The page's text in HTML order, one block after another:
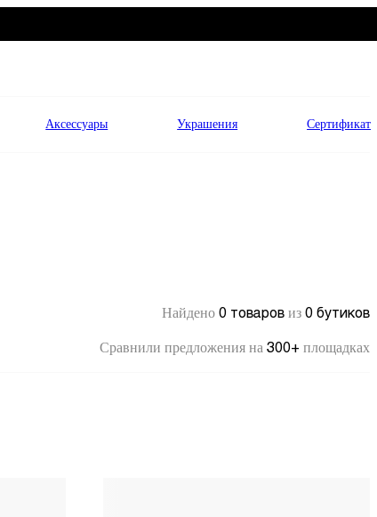
Аксессуары Украшения Сертификат
Найдено 0 товаров из 0 бутиков
Сравнили предложения на 300+ площадках